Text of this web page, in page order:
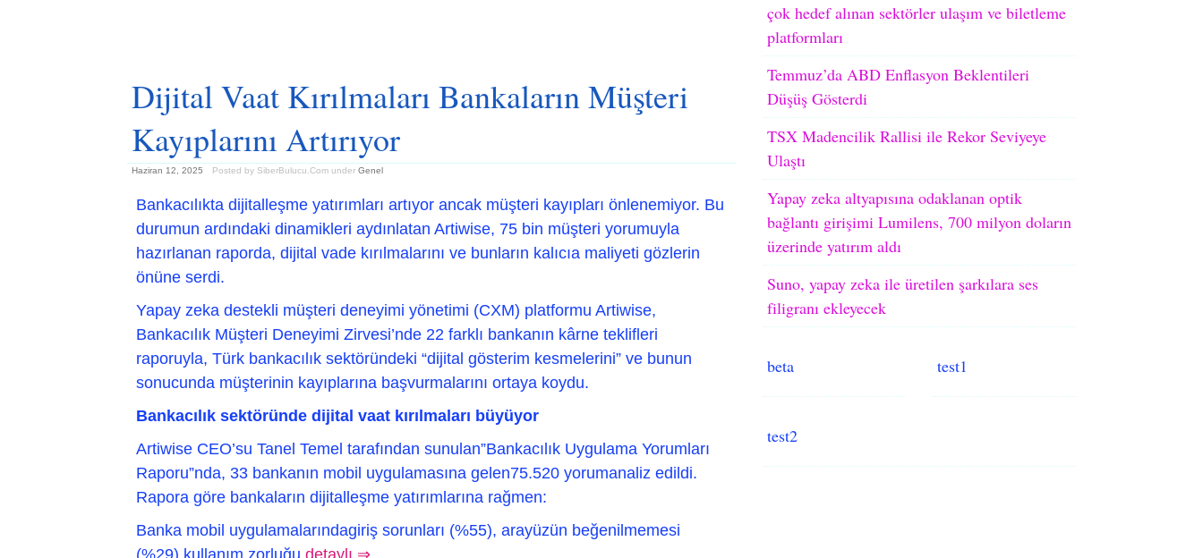
Dijital Vaat Kırılmaları Bankaların Müşteri
Kayıplarını Artırıyor
Haziran 12, 2025 Posted by SiberBulucu.Com under Genel
Bankacılıkta dijitalleşme yatırımları artıyor ancak müşteri kayıpları önlenemiyor. Bu
durumun ardındaki dinamikleri aydınlatan Artiwise, 75 bin müşteri yorumuyla
hazırlanan raporda, dijital vade kırılmalarını ve bunların kalıcıa maliyeti gözlerin
önüne serdi.
Yapay zeka destekli müşteri deneyimi yönetimi (CXM) platformu Artiwise,
Bankacılık Müşteri Deneyimi Zirvesi’nde 22 farklı bankanın kârne teklifleri
raporuyla, Türk bankacılık sektöründeki “dijital gösterim kesmelerini” ve bunun
sonucunda müşterinin kayıplarına başvurmalarını ortaya koydu.
Bankacılık sektöründe dijital vaat kırılmaları büyüyor
Artiwise CEO’su Tanel Temel tarafından sunulan”Bankacılık Uygulama Yorumları
Raporu”nda, 33 bankanın mobil uygulamasına gelen75.520 yorumanaliz edildi.
Rapora göre bankaların dijitalleşme yatırımlarına rağmen:
Banka mobil uygulamalarındagiriş sorunları (%55), arayüzün beğenilmemesi
(%29),kullanım zorluğu detaylı ⇒
çok hedef alınan sektörler ulaşım ve biletleme
platformları
Temmuz’da ABD Enflasyon Beklentileri
Düşüş Gösterdi
TSX Madencilik Rallisi ile Rekor Seviyeye
Ulaştı
Yapay zeka altyapısına odaklanan optik
bağlantı girişimi Lumilens, 700 milyon doların
üzerinde yatırım aldı
Suno, yapay zeka ile üretilen şarkılara ses
filigranı ekleyecek
beta test1
test2